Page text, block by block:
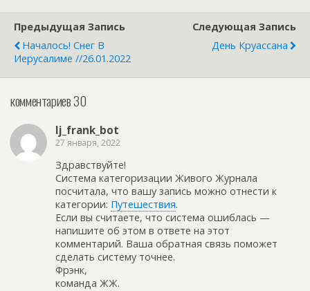
фотоохоту Вид из окна
днем индикатор уровня
снега 09.01.2015…
Предыдущая Запись
Началось! Снег В
Иерусалиме //26.01.2022
Следующая Запись
День Круассана
комментариев 30
lj_frank_bot
27 января, 2022
Здравствуйте!
Система категоризации Живого Журнала
посчитала, что вашу запись можно отнести к
категории: Путешествия.
Если вы считаете, что система ошиблась —
напишите об этом в ответе на этот
комментарий. Ваша обратная связь поможет
сделать систему точнее.
Фрэнк,
команда ЖЖ.